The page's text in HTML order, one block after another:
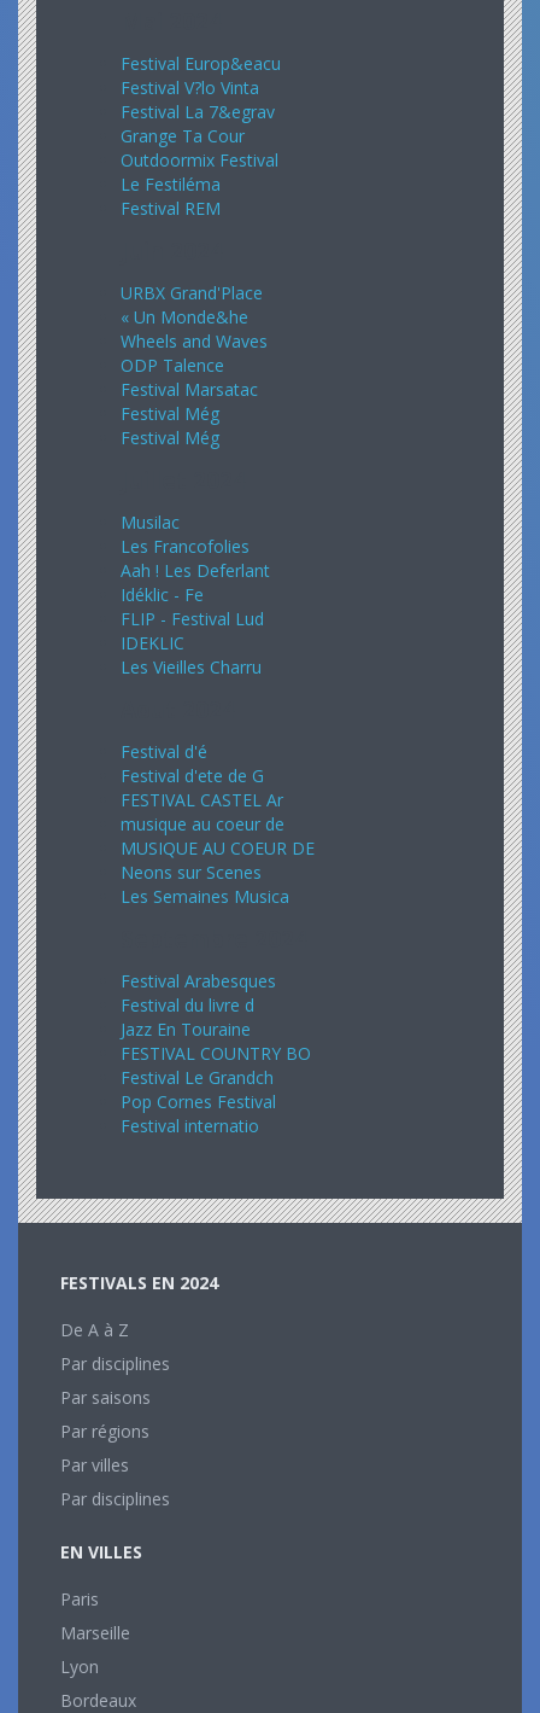
Festival Europ&eacu
Festival V?lo Vinta
Festival La 7&egrav
Grange Ta Cour
Outdoormix Festival
Le Festiléma
Festival REM
URBX Grand'Place
« Un Monde&he
Wheels and Waves
ODP Talence
Festival Marsatac
Festival Még
Festival Még
Musilac
Les Francofolies
Aah ! Les Deferlant
Idéklic - Fe
FLIP - Festival Lud
IDEKLIC
Les Vieilles Charru
Festival d'é
Festival d'ete de G
FESTIVAL CASTEL Ar
musique au coeur de
MUSIQUE AU COEUR DE
Neons sur Scenes
Les Semaines Musica
Festival Arabesques
Festival du livre d
Jazz En Touraine
FESTIVAL COUNTRY BO
Festival Le Grandch
Pop Cornes Festival
Festival internatio
FESTIVALS EN 2024
De A à Z
Par disciplines
Par saisons
Par régions
Par villes
Par disciplines
EN VILLES
Paris
Marseille
Lyon
Bordeaux